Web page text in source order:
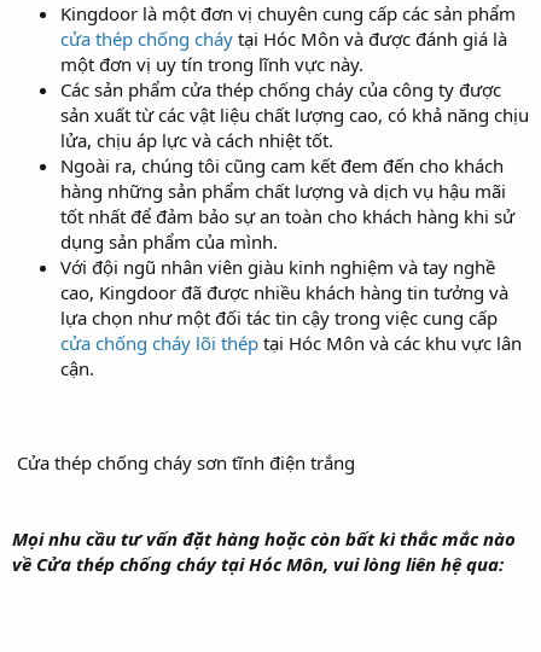
Kingdoor là một đơn vị chuyên cung cấp các sản phẩm
cửa thép chống cháy tại Hóc Môn và được đánh giá là
một đơn vị uy tín trong lĩnh vực này.
Các sản phẩm cửa thép chống cháy của công ty được
sản xuất từ các vật liệu chất lượng cao, có khả năng chịu
lửa, chịu áp lực và cách nhiệt tốt.
Ngoài ra, chúng tôi cũng cam kết đem đến cho khách
hàng những sản phẩm chất lượng và dịch vụ hậu mãi
tốt nhất để đảm bảo sự an toàn cho khách hàng khi sử
dụng sản phẩm của mình.
Với đội ngũ nhân viên giàu kinh nghiệm và tay nghề
cao, Kingdoor đã được nhiều khách hàng tin tưởng và
lựa chọn như một đối tác tin cậy trong việc cung cấp
cửa chống cháy lõi thép tại Hóc Môn và các khu vực lân
cận.
Cửa thép chống cháy sơn tĩnh điện trắng
Mọi nhu cầu tư vấn đặt hàng hoặc còn bất kì thắc mắc nào
về Cửa thép chống cháy tại Hóc Môn, vui lòng liên hệ qua: